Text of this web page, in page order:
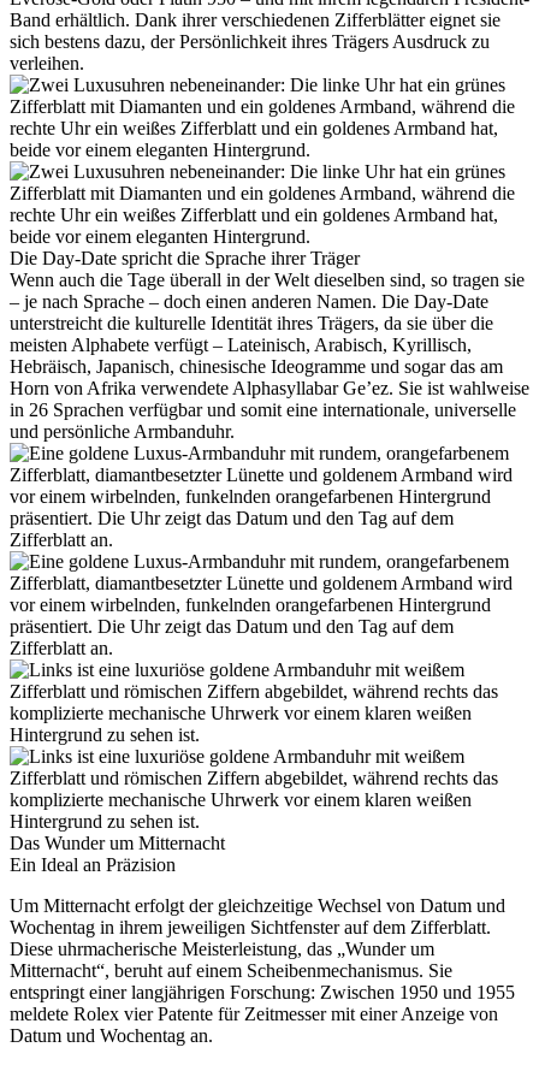
Band erhältlich. Dank ihrer verschiedenen Zifferblätter eignet sie
sich bestens dazu, der Persönlichkeit ihres Trägers Ausdruck zu
verleihen.
Die Day-Date spricht die Sprache ihrer Träger
Wenn auch die Tage überall in der Welt dieselben sind, so tragen sie
– je nach Sprache – doch einen anderen Namen. Die Day‑Date
unterstreicht die kulturelle Identität ihres Trägers, da sie über die
meisten Alphabete verfügt – Lateinisch, Arabisch, Kyrillisch,
Hebräisch, Japanisch, chinesische Ideogramme und sogar das am
Horn von Afrika verwendete Alphasyllabar Ge’ez. Sie ist wahlweise
in 26 Sprachen verfügbar und somit eine internationale, universelle
und persönliche Armbanduhr.
Das Wunder um Mitternacht
Ein Ideal an Präzision
Um Mitternacht erfolgt der gleichzeitige Wechsel von Datum und
Wochentag in ihrem jeweiligen Sichtfenster auf dem Zifferblatt.
Diese uhrmacherische Meisterleistung, das „Wunder um
Mitternacht“, beruht auf einem Scheibenmechanismus. Sie
entspringt einer langjährigen Forschung: Zwischen 1950 und 1955
meldete Rolex vier Patente für Zeitmesser mit einer Anzeige von
Datum und Wochentag an.